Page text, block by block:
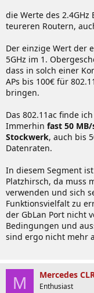
die Werte des
teureren Routern,
Der einzige Wert der
5GHz im 1.
dass in solch einer
APs bis 100€ für
bringen.
Das 802.11ac finde
Immerhin fast 50
Stockwerk, auch bis
Datenraten.
In diesem Segment
Platzhirsch, da muss
verwenden und sich
Funktionsvielfalt zu
der GbLan Port nicht
Bedingungen und
sind ergo nicht mehr
M Mercedes
Enthusiast